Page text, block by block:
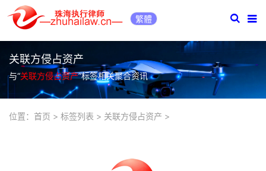
繁體
关联方侵占资产
与“关联方侵占资产”标签相关聚合资讯
位置： 首页 > 标签列表 > 关联方侵占资产 >